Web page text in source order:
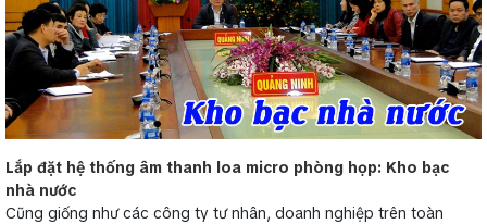
Lắp đặt hệ thống âm thanh loa micro phòng họp: Kho bạc
nhà nước
Cũng giống như các công ty tư nhân, doanh nghiệp trên toàn